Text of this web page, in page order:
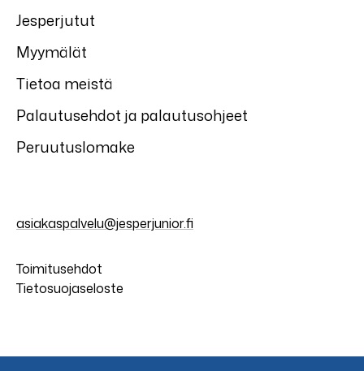
Jesperjutut
Myymälät
Tietoa meistä
Palautusehdot ja palautusohjeet
Peruutuslomake
asiakaspalvelu@jesperjunior.fi
Toimitusehdot
Tietosuojaseloste